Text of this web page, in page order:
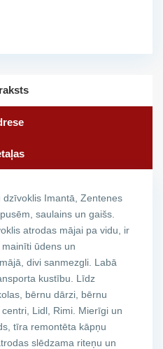
Imantā, Zentenes
saulains un gaišs.
atrodas mājai pa vidu, ir
ūdens un
divi sanmezgli. Labā
kustību. Līdz
bērnu dārzi, bērnu
Lidl, Rimi. Mierīgi un
tīra remontēta kāpņu
slēdzama riteņu un